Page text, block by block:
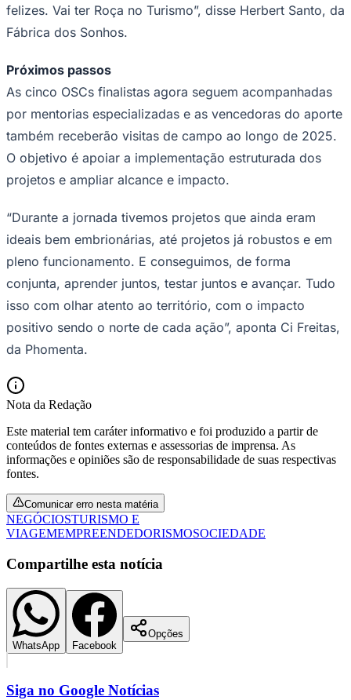
São Paulo
Santos
felizes. Vai ter Roça no Turismo”, disse Herbert Santo, da
Fábrica dos Sonhos.
Próximos passos
As cinco OSCs finalistas agora seguem acompanhadas
por mentorias especializadas e as vencedoras do aporte
também receberão visitas de campo ao longo de 2025.
O objetivo é apoiar a implementação estruturada dos
projetos e ampliar alcance e impacto.
“Durante a jornada tivemos projetos que ainda eram
ideais bem embrionárias, até projetos já robustos e em
pleno funcionamento. E conseguimos, de forma
conjunta, aprender juntos, testar juntos e avançar. Tudo
isso com olhar atento ao território, com o impacto
positivo sendo o norte de cada ação”, aponta Ci Freitas,
da Phomenta.
Nota da Redação
Este material tem caráter informativo e foi produzido a partir de
conteúdos de fontes externas e assessorias de imprensa. As
informações e opiniões são de responsabilidade de suas respectivas
fontes.
Comunicar erro nesta matéria
NEGÓCIOSTURISMO E
VIAGEMEMPREENDEDORISMOSOCIEDADE
Compartilhe esta notícia
WhatsApp Facebook
Opções
Siga no Google Notícias